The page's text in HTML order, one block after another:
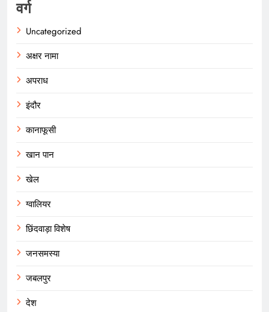
वर्ग
Uncategorized
अक्षर नामा
अपराध
इंदौर
कानाफूसी
खान पान
खेल
ग्वालियर
छिंदवाड़ा विशेष
जनसमस्या
जबलपुर
देश